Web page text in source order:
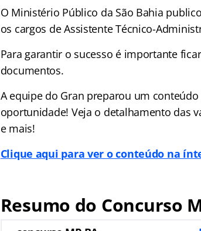
O Ministério Público da São Bahia
os cargos de Assistente Técnico-
Para garantir o sucesso é importante
documentos.
A equipe do Gran preparou um
oportunidade! Veja o detalhamento das
e mais!
Clique aqui para ver o conteúdo na
Resumo do Concurso